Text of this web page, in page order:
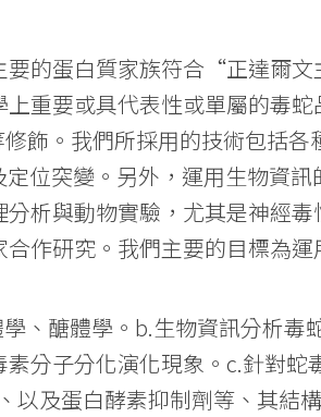
要的蛋白質家族符合“正達爾
重要或具代表性或單屬的毒
飾。我們所採用的技術包括
位突變。另外，運用生物資
析與動物實驗，尤其是神經
作研究。我們主要的目標為
、醣體學。b.生物資訊分析毒
分子分化演化現象。c.針對
以及蛋白酵素抑制劑等、其結